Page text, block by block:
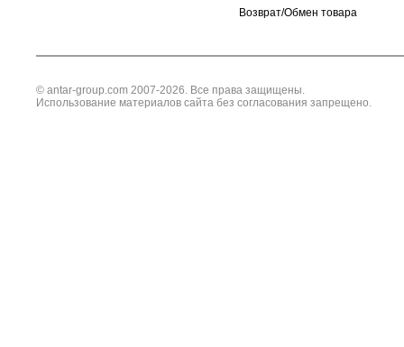
Возврат/Обмен товара
© antar-group.com 2007-2026. Все права защищены.
Использование материалов сайта без согласования запрещено.